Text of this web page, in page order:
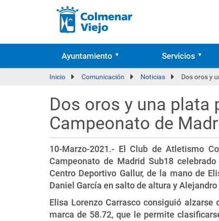
Ayuntamiento Servicios
Inicio Comunicación Noticias Dos oros y
Dos oros y una plata
Campeonato de
10-Marzo-2021.- El Club de Atletismo
Campeonato de Madrid Sub18
Centro Deportivo Gallur, de la mano de
Daniel García en salto de altura y
Elisa Lorenzo Carrasco consiguió
marca de 58.72, que le permite